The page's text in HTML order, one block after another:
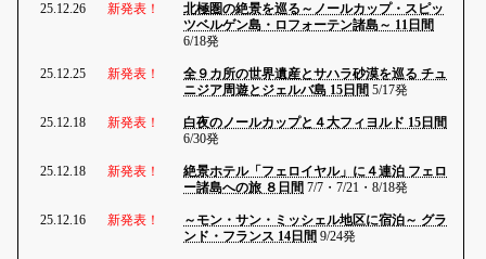
25.12.26 新発表！
北極圏の絶景を巡る～ノールカップ・スピッ
ツベルゲン島・ロフォーテン諸島～ 11日間
6/18発
25.12.25 新発表！
全９カ所の世界遺産とサハラ砂漠を巡る チュ
ニジア周遊とジェルバ島 15日間 5/17発
25.12.18 新発表！
白夜のノールカップと４大フィヨルド 15日間
6/30発
25.12.18 新発表！
絶景ホテル「フェロイヤル」に４連泊 フェロ
ー諸島への旅 ８日間 7/7・7/21・8/18発
25.12.16 新発表！
～モン・サン・ミッシェル地区に宿泊～ グラ
ンド・フランス 14日間 9/24発